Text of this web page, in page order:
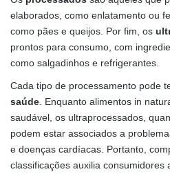
elaborados, como enlatamento ou
como pães e queijos. Por fim, os
prontos para consumo, com
como salgadinhos e refrigerantes.
Cada tipo de processamento pode
saúde . Enquanto alimentos in
saudável, os ultraprocessados,
podem estar associados a
e doenças cardíacas. Portanto,
classificações auxilia consumidores